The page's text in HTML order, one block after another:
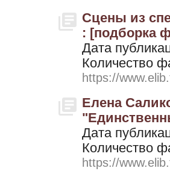
Сцены из
: [подборка
Дата
Количество
https://
Елена
Дата
Количество
https://